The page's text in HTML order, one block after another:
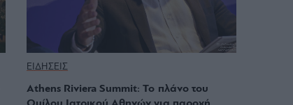
ΕΙΔΗΣΕΙΣ
Athens Riviera Summit: Το πλάνο του